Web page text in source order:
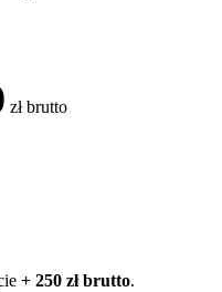
zł brutto
+ 250 zł brutto.